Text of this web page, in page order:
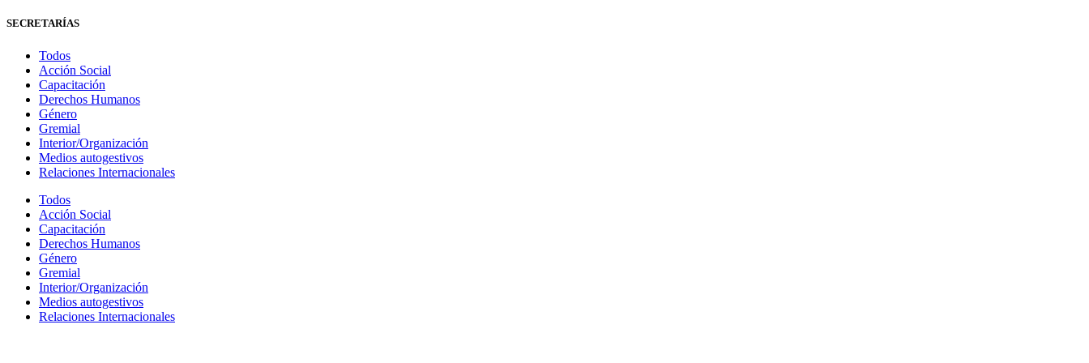
SECRETARÍAS
Todos
Acción Social
Capacitación
Derechos Humanos
Género
Gremial
Interior/Organización
Medios autogestivos
Relaciones Internacionales
Todos
Acción Social
Capacitación
Derechos Humanos
Género
Gremial
Interior/Organización
Medios autogestivos
Relaciones Internacionales